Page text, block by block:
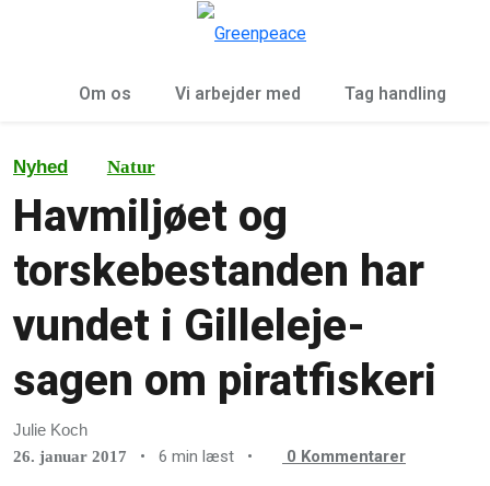
Om os Vi arbejder med Tag handling
Nyhed Natur
Havmiljøet og
torskebestanden har
vundet i Gilleleje-
sagen om piratfiskeri
Julie Koch
26. januar 2017 • 6 min læst • 0 Kommentarer